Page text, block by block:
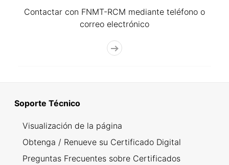
Contactar con FNMT-RCM mediante teléfono o
correo electrónico
Soporte Técnico
Visualización de la página
Obtenga / Renueve su Certificado Digital
Preguntas Frecuentes sobre Certificados